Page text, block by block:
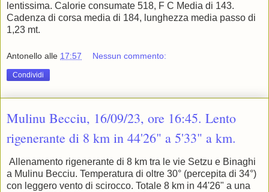
lentissima. Calorie consumate 518, F C Media di 143.
Cadenza di corsa media di 184, lunghezza media passo di
1,23 mt.
Antonello alle 17:57 Nessun commento:
Condividi
Mulinu Becciu, 16/09/23, ore 16:45. Lento
rigenerante di 8 km in 44'26" a 5'33" a km.
Allenamento rigenerante di 8 km tra le vie Setzu e Binaghi
a Mulinu Becciu. Temperatura di oltre 30° (percepita di 34°)
con leggero vento di scirocco. Totale 8 km in 44'26" a una